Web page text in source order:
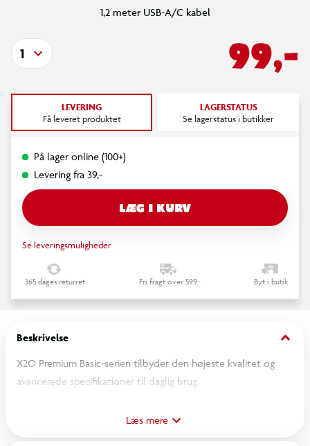
1,2 meter USB-A/C kabel
99,-
1
LEVERING
Få leveret produktet
LAGERSTATUS
Se lagerstatus i butikker
På lager online (100+)
Levering fra 39,-
LÆG I KURV
Se leveringsmuligheder
365 dages returret Fri fragt over 599,- Byt i butik
Beskrivelse keyboard_arrow_down
X2O Premium Basic-serien tilbyder den højeste kvalitet og
avancerede specifikationer til daglig brug.
Dette er det perfekte kabel til daglig brug.
Læs mere